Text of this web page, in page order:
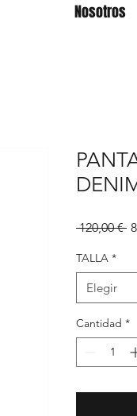
Nosotros
120,00 €
TALLA *
Elegir
Cantidad *